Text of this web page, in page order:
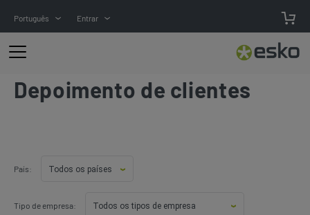
Português Entrar
Depoimento de clientes
País:
Tipo de empresa: